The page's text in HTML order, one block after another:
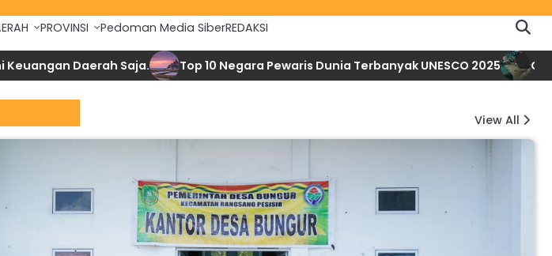
PROVINSI Pedoman Media SiberREDAKSI
Daerah Saja. Top 10 Negara Pewaris Dunia Terbanyak UNESCO 2025 Cacar
View All